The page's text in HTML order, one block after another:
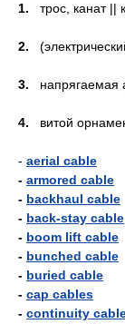
1. трос, канат ||
2.
3. напрягаемая
4. витой
- aerial cable
- armored cable
- backhaul cable
- back-stay cable
- boom lift cable
- bunched cable
- buried cable
- cap cables
- continuity